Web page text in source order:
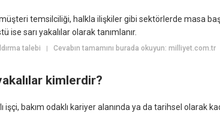
müşteri temsilciliği, halkla ilişkiler gibi sektörlerde masa
ise sarı yakalılar olarak tanımlanır.
talebi Cevabın tamamını burada okuyun: milliyet.com.tr
kimlerdir?
işçi, bakım odaklı kariyer alanında ya da tarihsel olarak